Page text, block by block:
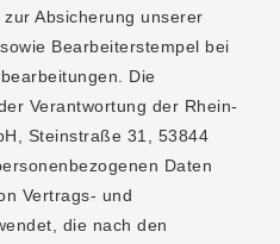
Absicherung unserer
Bearbeiterstempel bei
Die
Verantwortung der Rhein-
Steinstraße 31, 53844
Daten
Vertrags- und
die nach den